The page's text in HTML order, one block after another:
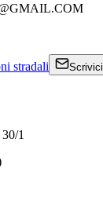
stradali Scrivici
1